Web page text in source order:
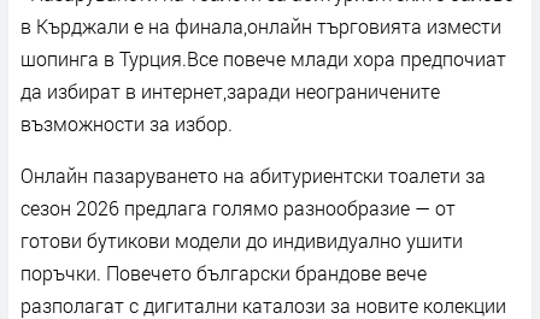
в Кърджали е на финала,онлайн търговията измести
шопинга в Турция.Все повече млади хора предпочиат
да избират в интернет,заради неограничените
възможности за избор.
Онлайн пазаруването на абитуриентски тоалети за
сезон 2026 предлага голямо разнообразие — от
готови бутикови модели до индивидуално ушити
поръчки. Повечето български брандове вече
разполагат с дигитални каталози за новите колекции